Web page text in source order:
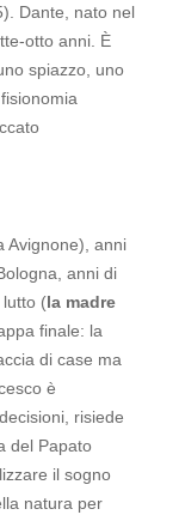
Dante, nato nel
otto anni. È
spiazzo, uno
Avignone), anni
anni di
lutto (la madre
finale: la
di case ma
è
risiede
del Papato
il sogno
natura per